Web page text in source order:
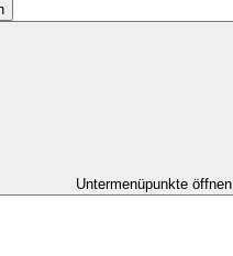
Untermenüpunkte öffnen